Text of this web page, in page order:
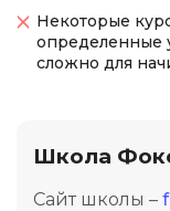
Некоторые
определенные
сложно для
Школа
Сайт школы –